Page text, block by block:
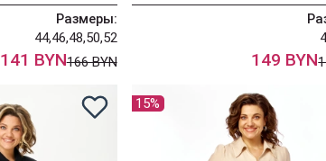
Размеры:
44,46,48,50,52
141 BYN166 BYN 149 BYN
15%